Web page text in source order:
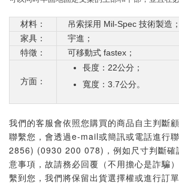
材料：
吊索採用 Mil-Spec 技術製造；
家具：
宇進；
特徵：
可移動式 fastex；
方面：
長度：22公分；
寬度：3.7公分。
我們的客服會依照您購買的商品自主判斷
聯繫您，會透過e-mail或簡訊或電話進行
2856) (0930 200 078)，例如尺寸判斷確
意事項，故請務必回覆（不用擔心是詐騙
繫到您，我們將保留出貨選擇權或進行訂單